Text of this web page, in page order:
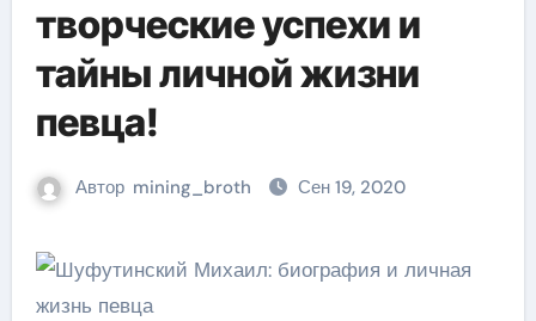
творческие успехи и
тайны личной жизни
певца!
Автор mining_broth Сен 19, 2020